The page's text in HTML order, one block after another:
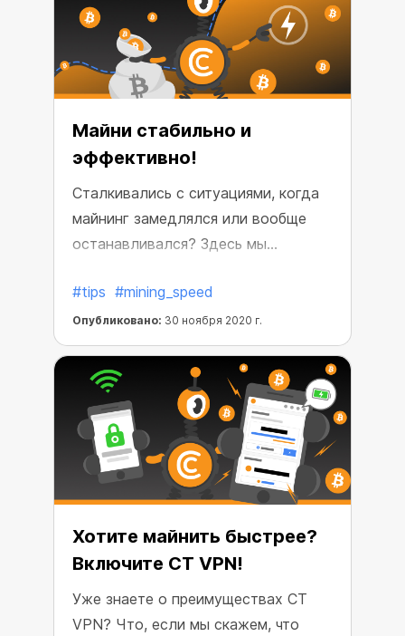
не только в 6 или 10 раз, но и в 15
Майни стабильно и
эффективно!
Сталкивались с ситуациями, когда
майнинг замедлялся или вообще
останавливался? Здесь мы
таких ситуациях.
#tips #mining_speed
Опубликовано: 30 ноября 2020 г.
Хотите майнить быстрее?
Включите CT VPN!
Уже знаете о преимуществах CT
VPN? Что, если мы скажем, что